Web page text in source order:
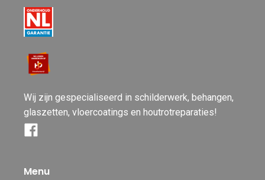
Wij zijn gespecialiseerd in schilderwerk, behangen,
glaszetten, vloercoatings en houtrotreparaties!
Menu